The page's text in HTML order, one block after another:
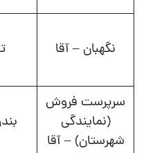
نگهبان – آقا
سرپرست فروش
(نمایندگی
شهرستان) – آقا